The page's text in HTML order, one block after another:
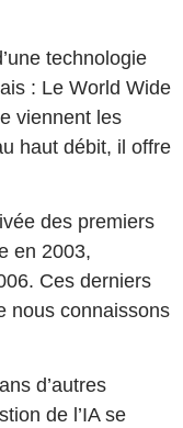
technologie
: Le World Wide
viennent les
haut débit, il offre
des premiers
en 2003,
Ces derniers
nous connaissons
d’autres
de l’IA se